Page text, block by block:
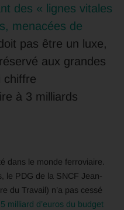
des « lignes vitales
menacées de
pas être un luxe,
aux grandes
chiffre
à 3 milliards
dans le monde ferroviaire.
le PDG de la SNCF Jean-
du Travail) n’a pas cessé
milliard d’euros du budget